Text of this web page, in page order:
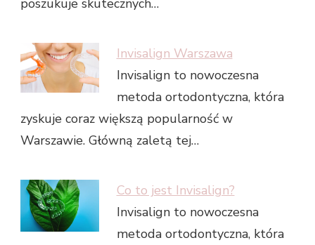
Invisalign Warszawa
Invisalign to nowoczesna
metoda ortodontyczna, która
zyskuje coraz większą popularność w
Warszawie. Główną zaletą tej…
Co to jest Invisalign?
Invisalign to nowoczesna
metoda ortodontyczna, która